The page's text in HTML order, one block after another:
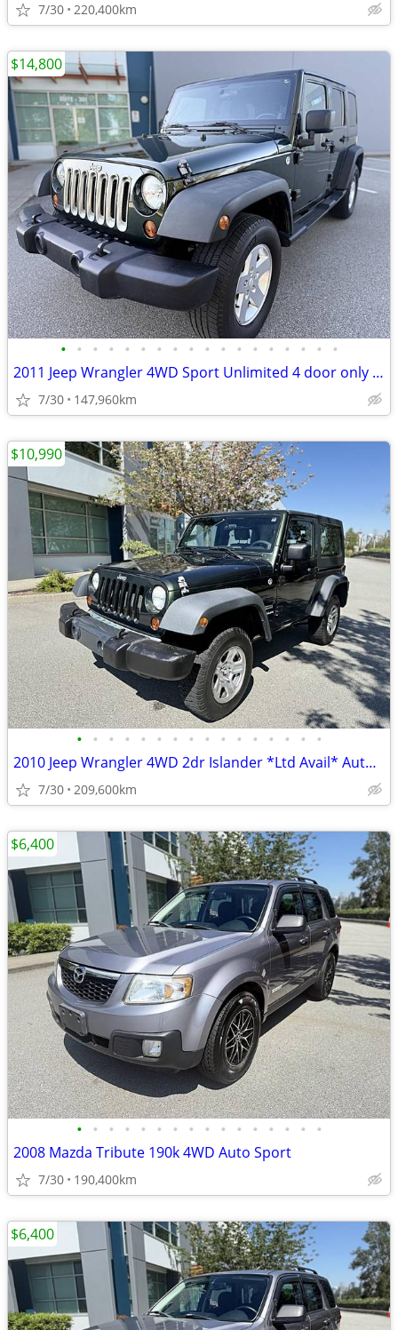
7/30 220,400km
• • • • • • • • • • • • • • • • • •
2011 Jeep Wrangler 4WD Sport Unlimited 4 door only 147k BC car perfect
7/30 147,960km
$14,800
• • • • • • • • • • • • • • • •
2010 Jeep Wrangler 4WD 2dr Islander *Ltd Avail* Auto BC car no acciden
7/30 209,600km
$10,990
• • • • • • • • • • • • • • • •
2008 Mazda Tribute 190k 4WD Auto Sport
7/30 190,400km
$6,400
$6,400